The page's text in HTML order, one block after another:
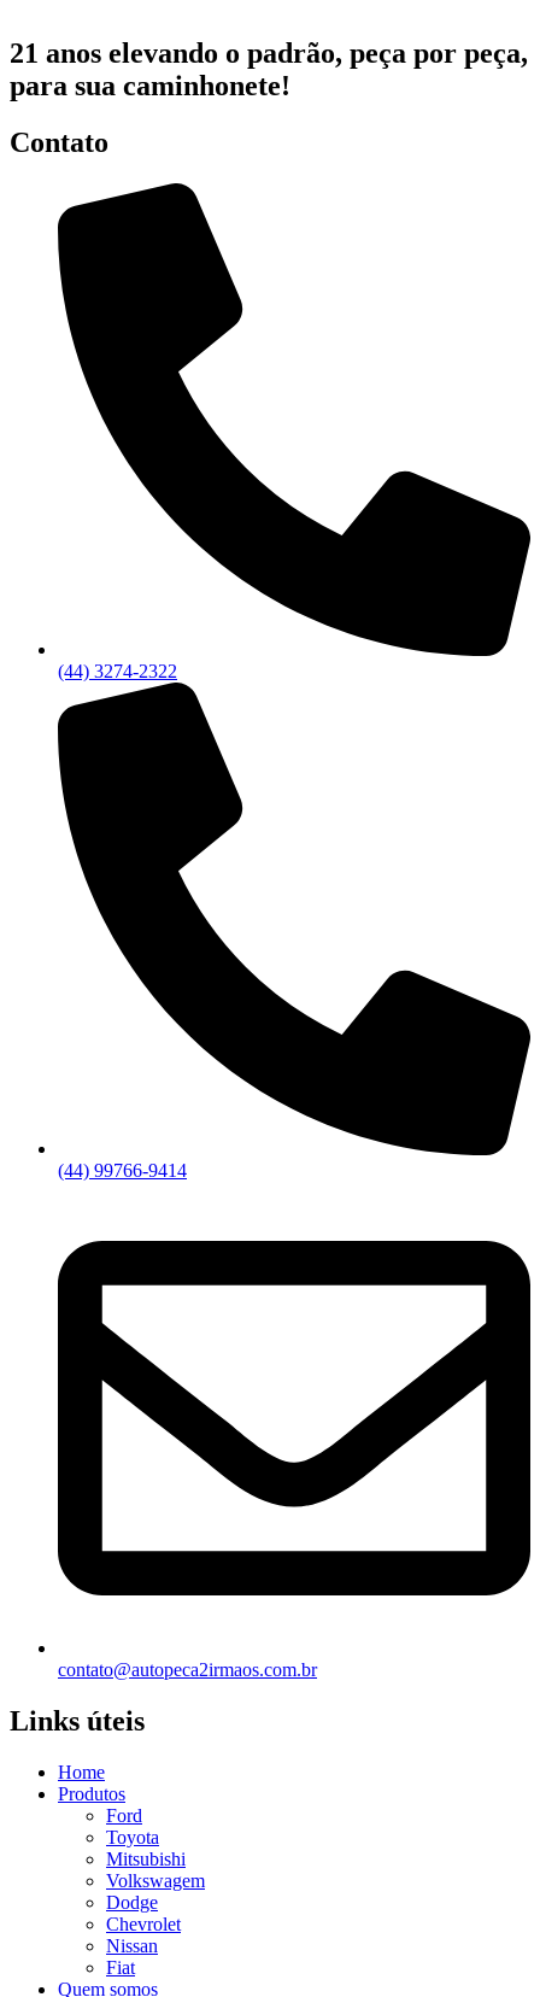
21 anos elevando o padrão, peça por peça,
para sua caminhonete!
Contato
(44) 3274-2322
(44) 99766-9414
contato@autopeca2irmaos.com.br
Links úteis
Home
Produtos
Ford
Toyota
Mitsubishi
Volkswagem
Dodge
Chevrolet
Nissan
Fiat
Quem somos